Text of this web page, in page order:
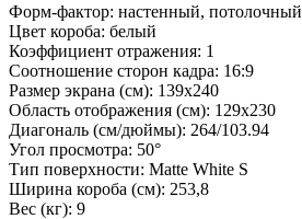
Форм-фактор: настенный, потолочный
Цвет короба: белый
Коэффициент отражения: 1
Соотношение сторон кадра: 16:9
Размер экрана (см): 139х240
Область отображения (см): 129х230
Диагональ (см/дюймы): 264/103.94
Угол просмотра: 50°
Тип поверхности: Matte White S
Ширина короба (см): 253,8
Вес (кг): 9